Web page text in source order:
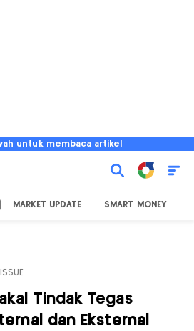
untuk membaca artikel
MARKET UPDATE SMART MONEY
Tindak Tegas
dan Eksternal